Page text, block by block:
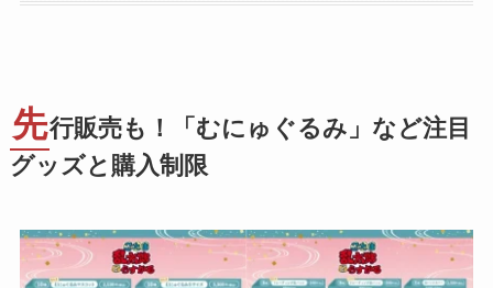
先行販売も！「むにゅぐるみ」など注目
グッズと購入制限